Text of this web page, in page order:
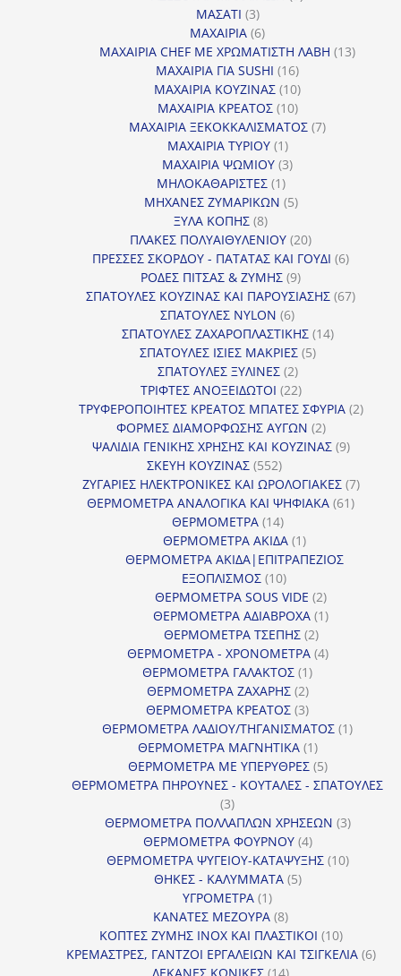
ΜΑΣΑΤΙ 33
προϊόντα
ΜΑΧΑΙΡΙΑ 66
προϊόντα
ΜΑΧΑΙΡΙΑ CHEF ΜΕ ΧΡΩΜΑΤΙΣΤΗ ΛΑΒΗ 1313
ΜΑΧΑΙΡΙΑ ΓΙΑ SUSHI 1616
προϊόντα
ΜΑΧΑΙΡΙΑ ΚΟΥΖΙΝΑΣ 1010
προϊόντα
ΜΑΧΑΙΡΙΑ ΚΡΕΑΤΟΣ 1010
προϊόντα
ΜΑΧΑΙΡΙΑ ΞΕΚΟΚΚΑΛΙΣΜΑΤΟΣ 77
ΜΑΧΑΙΡΙΑ ΤΥΡΙΟΥ 11
προϊόν
ΜΑΧΑΙΡΙΑ ΨΩΜΙΟΥ 33
ΜΗΛΟΚΑΘΑΡΙΣΤΕΣ 11
προϊόν
ΜΗΧΑΝΕΣ ΖΥΜΑΡΙΚΩΝ 55
ΞΥΛΑ ΚΟΠΗΣ 88
προϊόντα
ΠΛΑΚΕΣ ΠΟΛΥΑΙΘΥΛΕΝΙΟΥ 2020
προϊόντα
ΠΡΕΣΣΕΣ ΣΚΟΡΔΟΥ - ΠΑΤΑΤΑΣ ΚΑΙ ΓΟΥΔΙ 66
ΡΟΔΕΣ ΠΙΤΣΑΣ & ΖΥΜΗΣ 99
προϊόντα
ΣΠΑΤΟΥΛΕΣ ΚΟΥΖΙΝΑΣ ΚΑΙ ΠΑΡΟΥΣΙΑΣΗΣ 6767
ΣΠΑΤΟΥΛΕΣ NYLON 66
προϊόντα
ΣΠΑΤΟΥΛΕΣ ΖΑΧΑΡΟΠΛΑΣΤΙΚΗΣ 1414
ΣΠΑΤΟΥΛΕΣ ΙΣΙΕΣ ΜΑΚΡΙΕΣ 55
ΣΠΑΤΟΥΛΕΣ ΞΥΛΙΝΕΣ 22
προϊόντα
ΤΡΙΦΤΕΣ ΑΝΟΞΕΙΔΩΤΟΙ 2222
προϊόντα
ΤΡΥΦΕΡΟΠΟΙΗΤΕΣ ΚΡΕΑΤΟΣ ΜΠΑΤΕΣ ΣΦΥΡΙΑ 22
ΦΟΡΜΕΣ ΔΙΑΜΟΡΦΩΣΗΣ ΑΥΓΩΝ 22
προϊόντα
ΨΑΛΙΔΙΑ ΓΕΝΙΚΗΣ ΧΡΗΣΗΣ ΚΑΙ ΚΟΥΖΙΝΑΣ 99
ΣΚΕΥΗ ΚΟΥΖΙΝΑΣ 552552
προϊόντα
ΖΥΓΑΡΙΕΣ ΗΛΕΚΤΡΟΝΙΚΕΣ ΚΑΙ ΩΡΟΛΟΓΙΑΚΕΣ 77
ΘΕΡΜΟΜΕΤΡΑ ΑΝΑΛΟΓΙΚΑ ΚΑΙ ΨΗΦΙΑΚΑ 6161
ΘΕΡΜΟΜΕΤΡΑ 1414
προϊόντα
ΘΕΡΜΟΜΕΤΡΑ ΑΚΙΔΑ 11
προϊόν
ΘΕΡΜΟΜΕΤΡΑ ΑΚΙΔΑ|ΕΠΙΤΡΑΠΕΖΙΟΣ
ΕΞΟΠΛΙΣΜΟΣ 1010
προϊόντα
ΘΕΡΜΟΜΕΤΡΑ SOUS VIDE 22
προϊόντα
ΘΕΡΜΟΜΕΤΡΑ ΑΔΙΑΒΡΟΧΑ 11
ΘΕΡΜΟΜΕΤΡΑ ΤΣΕΠΗΣ 22
προϊόντα
ΘΕΡΜΟΜΕΤΡΑ - ΧΡΟΝΟΜΕΤΡΑ 44
ΘΕΡΜΟΜΕΤΡΑ ΓΑΛΑΚΤΟΣ 11
προϊόν
ΘΕΡΜΟΜΕΤΡΑ ΖΑΧΑΡΗΣ 22
προϊόντα
ΘΕΡΜΟΜΕΤΡΑ ΚΡΕΑΤΟΣ 33
προϊόντα
ΘΕΡΜΟΜΕΤΡΑ ΛΑΔΙΟΥ/ΤΗΓΑΝΙΣΜΑΤΟΣ 11
ΘΕΡΜΟΜΕΤΡΑ ΜΑΓΝΗΤΙΚΑ 11
προϊόν
ΘΕΡΜΟΜΕΤΡΑ ΜΕ ΥΠΕΡΥΘΡΕΣ 55
προϊόντα
ΘΕΡΜΟΜΕΤΡΑ ΠΗΡΟΥΝΕΣ - ΚΟΥΤΑΛΕΣ - ΣΠΑΤΟΥΛΕΣ
33
προϊόντα
ΘΕΡΜΟΜΕΤΡΑ ΠΟΛΛΑΠΛΩΝ ΧΡΗΣΕΩΝ 33
ΘΕΡΜΟΜΕΤΡΑ ΦΟΥΡΝΟΥ 44
προϊόντα
ΘΕΡΜΟΜΕΤΡΑ ΨΥΓΕΙΟΥ-ΚΑΤΑΨΥΞΗΣ 1010
ΘΗΚΕΣ - ΚΑΛΥΜΜΑΤΑ 55
ΥΓΡΟΜΕΤΡΑ 11
προϊόν
ΚΑΝΑΤΕΣ ΜΕΖΟΥΡΑ 88
προϊόντα
ΚΟΠΤΕΣ ΖΥΜΗΣ INOX ΚΑΙ ΠΛΑΣΤΙΚΟΙ 1010
προϊόντα
ΚΡΕΜΑΣΤΡΕΣ, ΓΑΝΤΖΟΙ ΕΡΓΑΛΕΙΩΝ ΚΑΙ ΤΣΙΓΚΕΛΙΑ 66
ΛΕΚΑΝΕΣ ΚΩΝΙΚΕΣ 1414